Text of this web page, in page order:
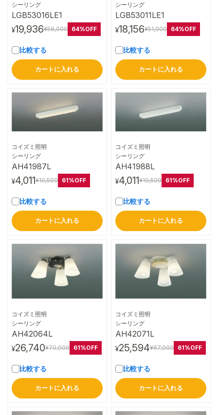
シーリング
LGB53016LE1
¥19,936¥56,000 64%OFF
比較する
カートに入れる
シーリング
LGB53011LE1
¥18,156¥51,000 64%OFF
比較する
カートに入れる
コイズミ照明
シーリング
AH41987L
¥4,011¥10,500 61%OFF
比較する
カートに入れる
コイズミ照明
シーリング
AH41988L
¥4,011¥10,500 61%OFF
比較する
カートに入れる
コイズミ照明
シーリング
AH42064L
¥26,740¥70,000 61%OFF
比較する
カートに入れる
コイズミ照明
シーリング
AH42071L
¥25,594¥67,000 61%OFF
比較する
カートに入れる